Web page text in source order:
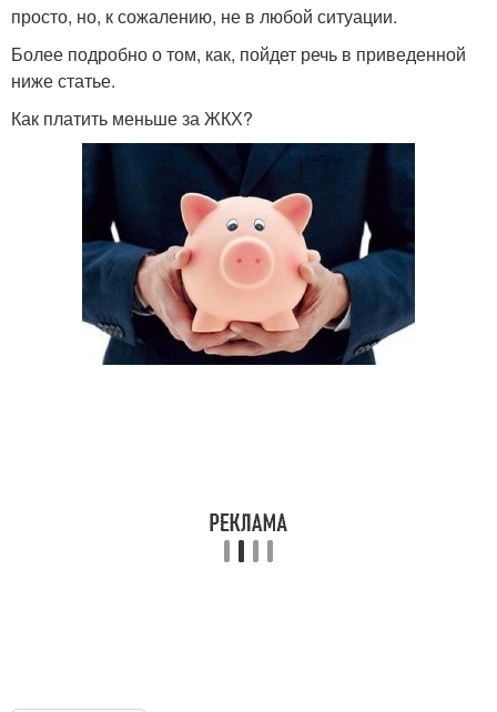
просто, но, к сожалению, не в любой ситуации.
Более подробно о том, как, пойдет речь в приведенной
ниже статье.
Как платить меньше за ЖКХ?